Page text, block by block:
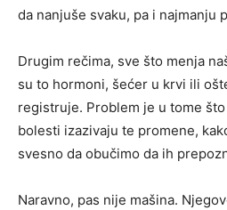
da nanjuše svaku, pa i najmanju
Drugim rečima, sve što menja
su to hormoni, šećer u krvi ili
registruje. Problem je u tome
bolesti izazivaju te promene,
svesno da obučimo da ih
Naravno, pas nije mašina.